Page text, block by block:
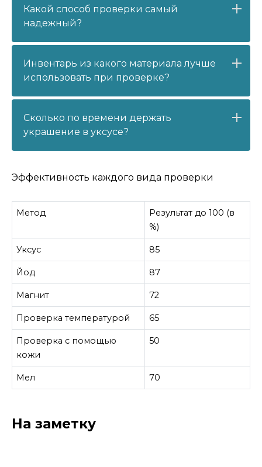
Какой способ проверки самый
надежный?
Инвентарь из какого материала лучше
использовать при проверке?
Сколько по времени держать
украшение в уксусе?
Эффективность каждого вида проверки
Метод
Результат до 100 (в
%)
Уксус 85
Йод 87
Магнит 72
Проверка температурой 65
Проверка с помощью
кожи
50
Мел 70
На заметку